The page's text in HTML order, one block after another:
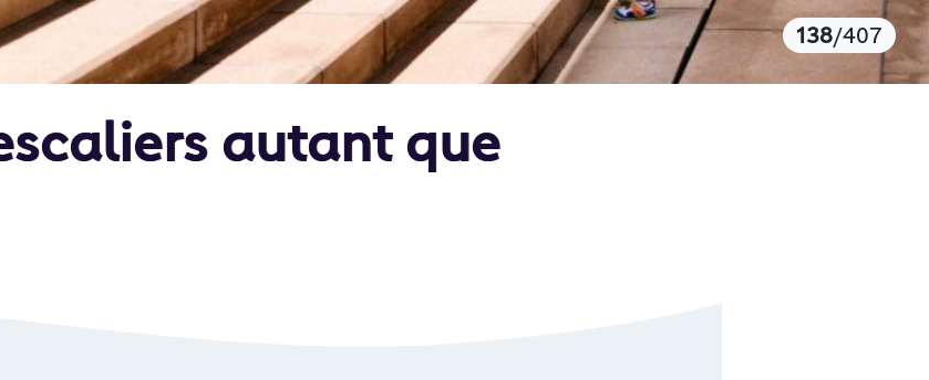
138/407
autant que